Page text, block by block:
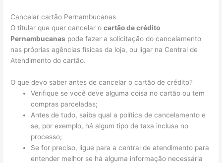
Cancelar cartão Pernambucanas
O titular que quer cancelar ocartão de crédito
Pernambucanas pode fazer a solicitação do cancelamento
nas próprias agências físicas da loja, ou ligar na Central de
Atendimento do cartão.
O que devo saber antes de cancelar o cartão de crédito?
Verifique se você deve alguma coisa no cartão ou tem
compras parceladas;
Antes de tudo, saiba qual a política de cancelamento e
se, por exemplo, há algum tipo de taxa inclusa no
processo;
Se for preciso, ligue para a central de atendimento para
entender melhor se há alguma informação necessária